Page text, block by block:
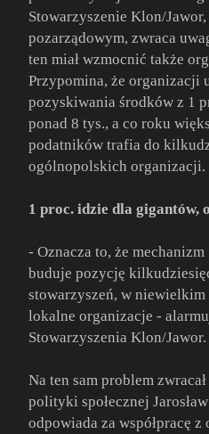
Stowarzyszenie Klon/
pozarządowym, zwraca
ten miał wzmocnić także
Przypomina, że organizacji
pozyskiwania środków z 1
ponad 8 tys., a co roku
podatników trafia do
ogólnopolskich organizacji.
1 proc. idzie dla gigantów,
- Oznacza to, że
buduje pozycję
stowarzyszeń, w
lokalne organizacje -
Stowarzyszenia Klon/Jawor.
Na ten sam problem
polityki społecznej
odpowiada za współpracę z